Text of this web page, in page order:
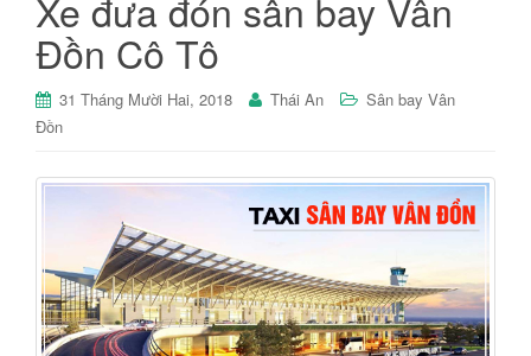
Đồn Cô Tô
31 Tháng Mười Hai, 2018 Thái An
Sân bay Vân
Đồn